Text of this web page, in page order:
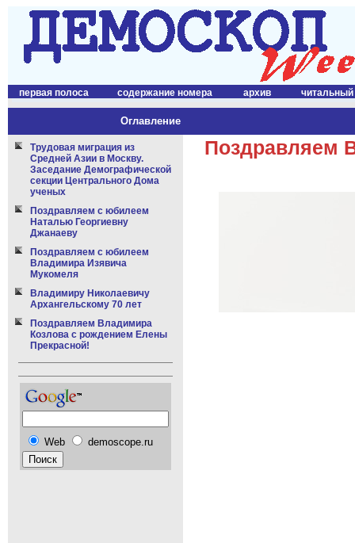
первая полоса содержание номера архив читальный
Оглавление
Трудовая миграция из
Средней Азии в Москву.
Заседание Демографической
секции Центрального Дома
ученых
Поздравляем с юбилеем
Наталью Георгиевну
Джанаеву
Поздравляем с юбилеем
Владимира Изявича
Мукомеля
Владимиру Николаевичу
Архангельскому 70 лет
Поздравляем Владимира
Козлова с рождением Елены
Прекрасной!
Web demoscope.ru
Поздравляем